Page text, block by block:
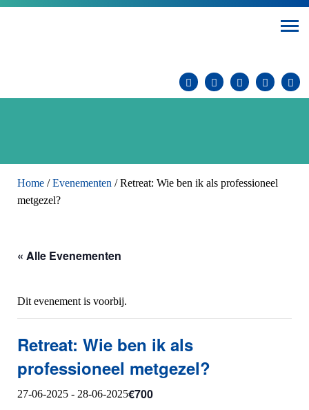
Home /Evenementen /Retreat: Wie ben ik als professioneel
metgezel?
« Alle Evenementen
Dit evenement is voorbij.
Retreat: Wie ben ik als
professioneel metgezel?
27-06-2025 - 28-06-2025€700